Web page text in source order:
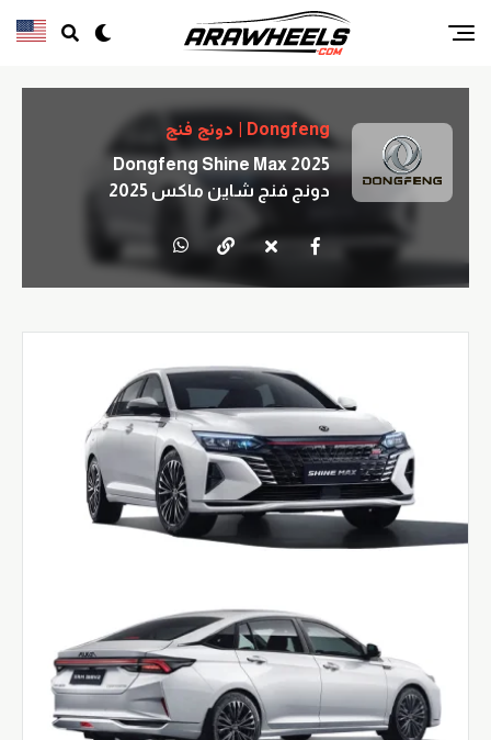
Dongfeng | دونج فنج
Dongfeng Shine Max 2025
دونج فنج شاين ماكس 2025